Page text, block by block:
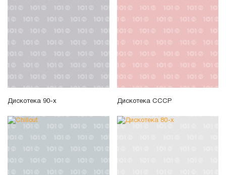
Дискотека 90-х Дискотека СССР